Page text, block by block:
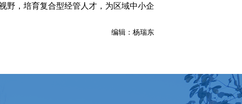
野，培育复合型经管人才，为区域中小企
编辑：杨瑞东